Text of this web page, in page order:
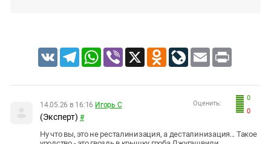
VK TelegramWhatsApp
Viber X Odnoklassniki
LiveJournal
Email Print
0
0
Оценить:
14.05.26 в 16:16 Игорь С
(Эксперт) #
Ну что вы, это не ресталинизация, а десталинизация... Такое